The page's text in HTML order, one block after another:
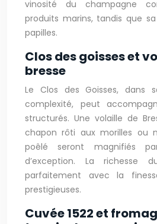
vinosité du champagne
produits marins, tandis que
papilles.
Clos des goisses et
bresse
Le Clos des Goisses, dans
complexité, peut
structurés. Une volaille de
chapon rôti aux morilles ou
poêlé seront magnifiés
d’exception. La richesse
parfaitement avec la
prestigieuses.
Cuvée 1522 et